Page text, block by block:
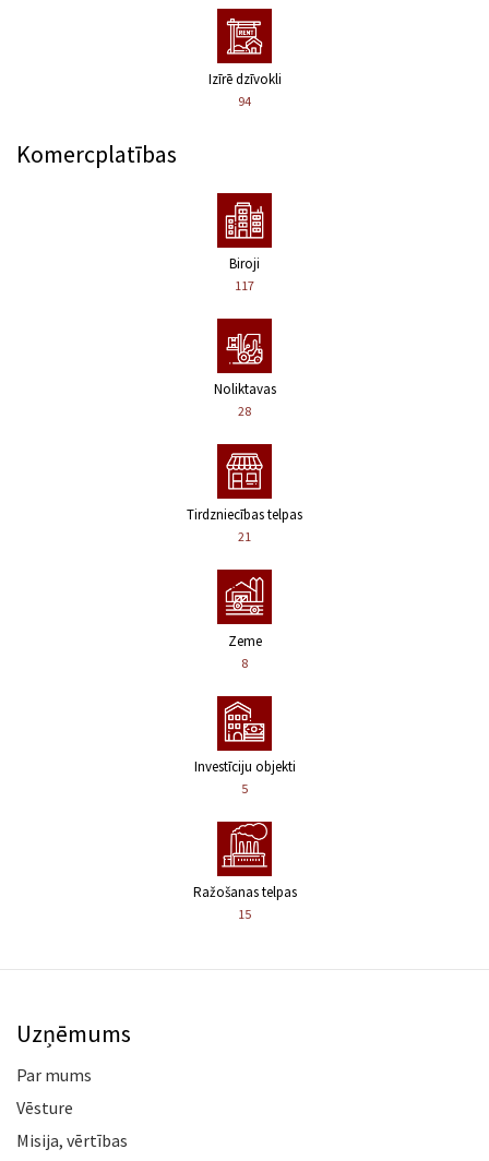
Izīrē dzīvokli
94
Komercplatības
Biroji
117
Noliktavas
28
Tirdzniecības telpas
21
Zeme
8
Investīciju objekti
5
Ražošanas telpas
15
Uzņēmums
Par mums
Vēsture
Misija, vērtības